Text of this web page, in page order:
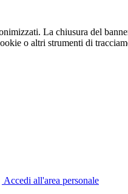
La chiusura del
o altri strumenti di
Accedi all'area personale